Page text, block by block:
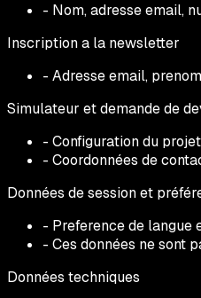
- Nom, adresse email,
Inscription a la newsletter
- Adresse email,
Simulateur et demande de
- Configuration du
- Coordonnées de
Données de session et
- Preference de langue
- Ces données ne sont
Données techniques